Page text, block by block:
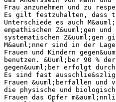
Frau anzunehmen und zu
Es gilt festzuhalten, dass
Unterschiede es auch
empathischen Z&uuml;gen
systematischen Z&uuml;gen
M&auml;nner sind in der
Frauen und Kindern
benutzen. &Uuml;ber 90 %
gegen&uuml;ber erfolgt durch
Es sind fast
Frauen &uuml;berfallen und
die physische und
Frauen das Opfer